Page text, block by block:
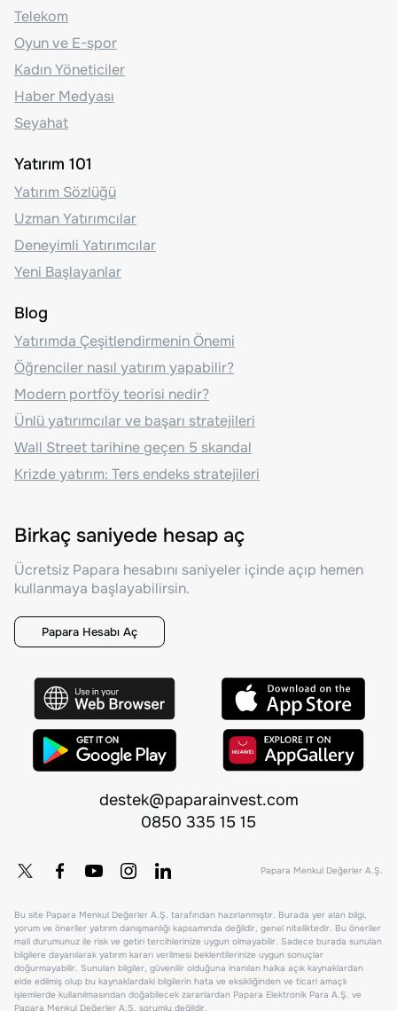
Telekom
Oyun ve E-spor
Kadın Yöneticiler
Haber Medyası
Seyahat
Yatırım 101
Yatırım Sözlüğü
Uzman Yatırımcılar
Deneyimli Yatırımcılar
Yeni Başlayanlar
Blog
Yatırımda Çeşitlendirmenin Önemi
Öğrenciler nasıl yatırım yapabilir?
Modern portföy teorisi nedir?
Ünlü yatırımcılar ve başarı stratejileri
Wall Street tarihine geçen 5 skandal
Krizde yatırım: Ters endeks stratejileri
Birkaç saniyede hesap aç
Ücretsiz Papara hesabını saniyeler içinde açıp hemen
kullanmaya başlayabilirsin.
Papara Hesabı Aç
destek@paparainvest.com
0850 335 15 15
Papara Menkul Değerler A.Ş.
Bu site Papara Menkul Değerler A.Ş. tarafından hazırlanmıştır. Burada yer alan bilgi,
yorum ve öneriler yatırım danışmanlığı kapsamında değildir, genel niteliktedir. Bu öneriler
mali durumunuz ile risk ve getiri tercihlerinize uygun olmayabilir. Sadece burada sunulan
bilgilere dayanılarak yatırım kararı verilmesi beklentilerinize uygun sonuçlar
doğurmayabilir. Sunulan bilgiler, güvenilir olduğuna inanılan halka açık kaynaklardan
elde edilmiş olup bu kaynaklardaki bilgilerin hata ve eksikliğinden ve ticari amaçlı
işlemlerde kullanılmasından doğabilecek zararlardan Papara Elektronik Para A.Ş. ve
Papara Menkul Değerler A.Ş. sorumlu değildir.